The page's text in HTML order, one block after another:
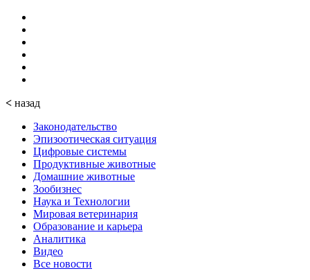
< назад
Законодательство
Эпизоотическая ситуация
Цифровые системы
Продуктивные животные
Домашние животные
Зообизнес
Наука и Технологии
Мировая ветеринария
Образование и карьера
Аналитика
Видео
Все новости